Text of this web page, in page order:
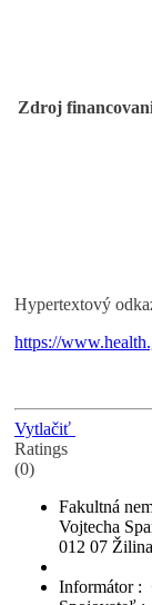
Zdroj
Hypertextový
https://
Vytlačiť
Ratings
(0)
Fakultná
Vojtecha
012 07 Žilina
Informátor :